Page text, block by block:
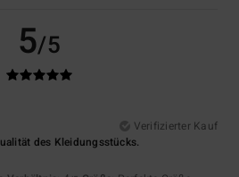
5/5
Verifizierter Kauf
des Kleidungsstücks.